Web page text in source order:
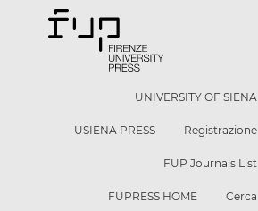
UNIVERSITY OF SIENA
USIENA PRESS Registrazione
FUP Journals List
FUPRESS HOME Cerca